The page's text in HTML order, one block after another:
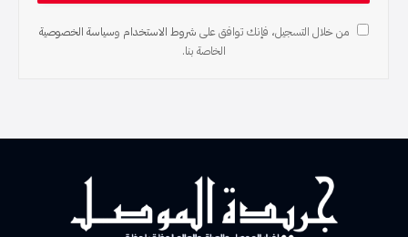
من خلال التسجيل، فإنك توافق على شروط الاستخدام وسياسة الخصوصية
الخاصة بنا.